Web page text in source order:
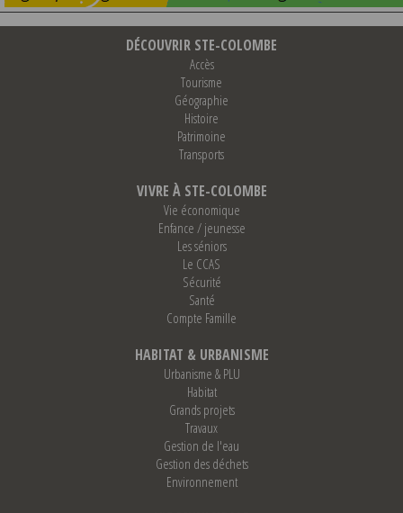
DÉCOUVRIR STE-COLOMBE
Accès
Tourisme
Géographie
Histoire
Patrimoine
Transports
VIVRE À STE-COLOMBE
Vie économique
Enfance / jeunesse
Les séniors
Le CCAS
Sécurité
Santé
Compte Famille
HABITAT & URBANISME
Urbanisme & PLU
Habitat
Grands projets
Travaux
Gestion de l'eau
Gestion des déchets
Environnement